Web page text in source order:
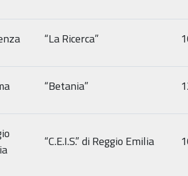
“La Ricerca”
“Betania”
“C.E.I.S.” di Reggio Emilia